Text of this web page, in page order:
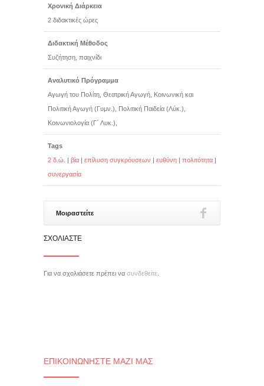
Χρονική Διάρκεια
2 διδακτικές ώρες
Διδακτική Μέθοδος
Συζήτηση, παιχνίδι
Αναλυτικό Πρόγραμμα
Αγωγή του Πολίτη, Θεατρική Αγωγή, Κοινωνική και
Πολιτική Αγωγή (Γυμν.), Πολιτική Παιδεία (Λύκ.),
Κοινωνιολογία (Γ΄ Λυκ.),
Tags
2 δ.ώ.
| βία | επίλυση συγκρόυσεων | ευθύνη | πολιτότητα |
συνεργασία
Μοιραστείτε
ΣΧΟΛΙΆΣΤΕ
Για να σχολιάσετε πρέπει να συνδεθείτε
ΕΠΙΚΟΙΝΩΝΉΣΤΕ ΜΑΖΊ ΜΑΣ